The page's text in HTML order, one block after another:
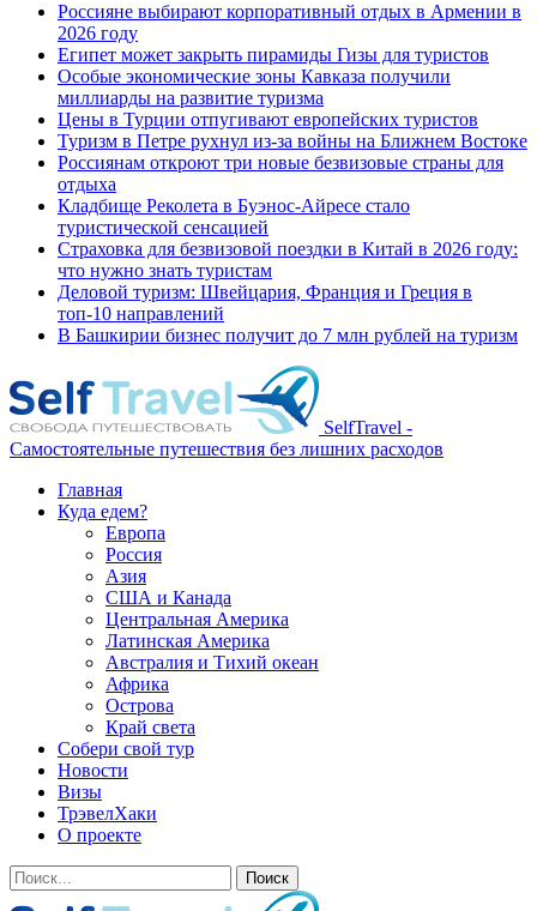
Россияне выбирают корпоративный отдых в Армении в
2026 году
Египет может закрыть пирамиды Гизы для туристов
Особые экономические зоны Кавказа получили
миллиарды на развитие туризма
Цены в Турции отпугивают европейских туристов
Туризм в Петре рухнул из-за войны на Ближнем Востоке
Россиянам откроют три новые безвизовые страны для
отдыха
Кладбище Реколета в Буэнос-Айресе стало
туристической сенсацией
Страховка для безвизовой поездки в Китай в 2026 году:
что нужно знать туристам
Деловой туризм: Швейцария, Франция и Греция в
топ-10 направлений
В Башкирии бизнес получит до 7 млн рублей на туризм
SelfTravel -
Самостоятельные путешествия без лишних расходов
Главная
Куда едем?
Европа
Россия
Азия
США и Канада
Центральная Америка
Латинская Америка
Австралия и Тихий океан
Африка
Острова
Край света
Собери свой тур
Новости
Визы
ТрэвелХаки
О проекте